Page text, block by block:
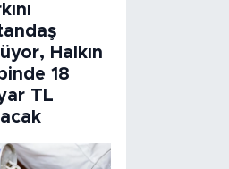
Halkın
18
TL